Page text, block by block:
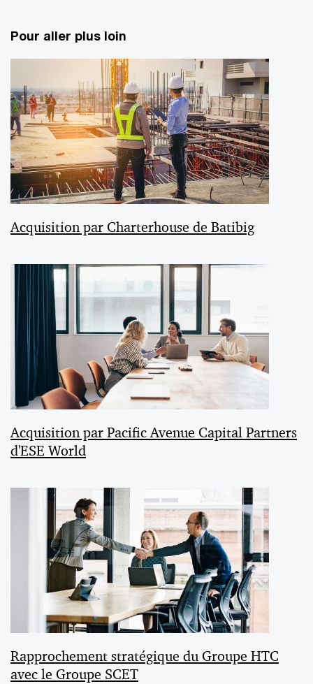
Pour aller plus loin
Acquisition par Charterhouse de Batibig
Acquisition par Pacific Avenue Capital Partners
d'ESE World
Rapprochement stratégique du Groupe HTC
avec le Groupe SCET